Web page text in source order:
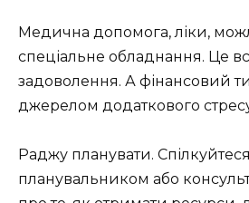
Медична допомога, ліки,
спеціальне обладнання. Це
задоволення. А фінансовий
джерелом додаткового
Раджу планувати.
планувальником або